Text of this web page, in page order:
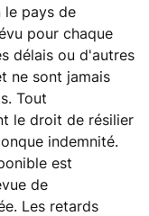
le pays de
pour chaque
délais ou d'autres
ne sont jamais
Tout
le droit de résilier
indemnité.
est
de
Les retards